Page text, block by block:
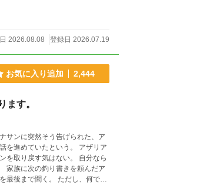
2026.08.08 登録日 2026.07.19
お気に入り追加 2,444
ます。
サンに突然そう告げられた、ア
を進めていたという。 アザリア
を取り戻す気はない。 自分なら
家族に次の釣り書きを頼んだア
最後まで聞く。 ただし、何でも